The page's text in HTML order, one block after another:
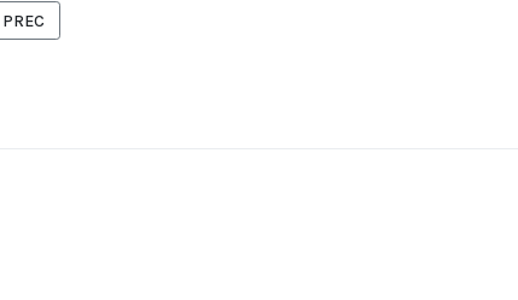
ARTICOLO PRECEDENTE: ASTRÀGALI TEATRO PORTA IN SCENA “PER
PREC